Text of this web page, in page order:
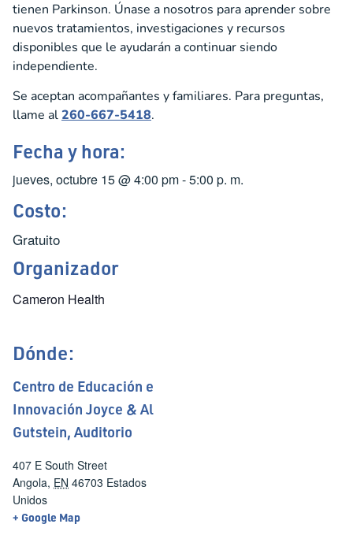
tienen Parkinson. Únase a nosotros para aprender sobre
nuevos tratamientos, investigaciones y recursos
disponibles que le ayudarán a continuar siendo
independiente.
Se aceptan acompañantes y familiares. Para preguntas,
llame al260-667-5418.
Fecha y hora:
jueves, octubre 15@4:00 pm-5:00 p. m.
Costo:
Gratuito
Organizador
Cameron Health
Dónde:
Centro de Educación e
Innovación Joyce & Al
Gutstein, Auditorio
407 E South Street
Angola, EN 46703 Estados
Unidos
+ Google Map